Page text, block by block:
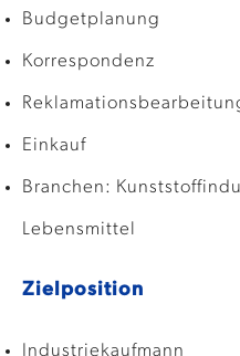
Budgetplanung
Korrespondenz
Einkauf
Branchen:
Lebensmittel
Zielposition
Industriekaufmann